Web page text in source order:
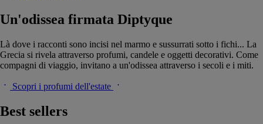
Un'odissea firmata Diptyque
Là dove i racconti sono incisi nel marmo e sussurrati sotto i fichi... La
Grecia si rivela attraverso profumi, candele e oggetti decorativi. Come
compagni di viaggio, invitano a un'odissea attraverso i secoli e i miti.
Scopri i profumi dell'estate
Best sellers